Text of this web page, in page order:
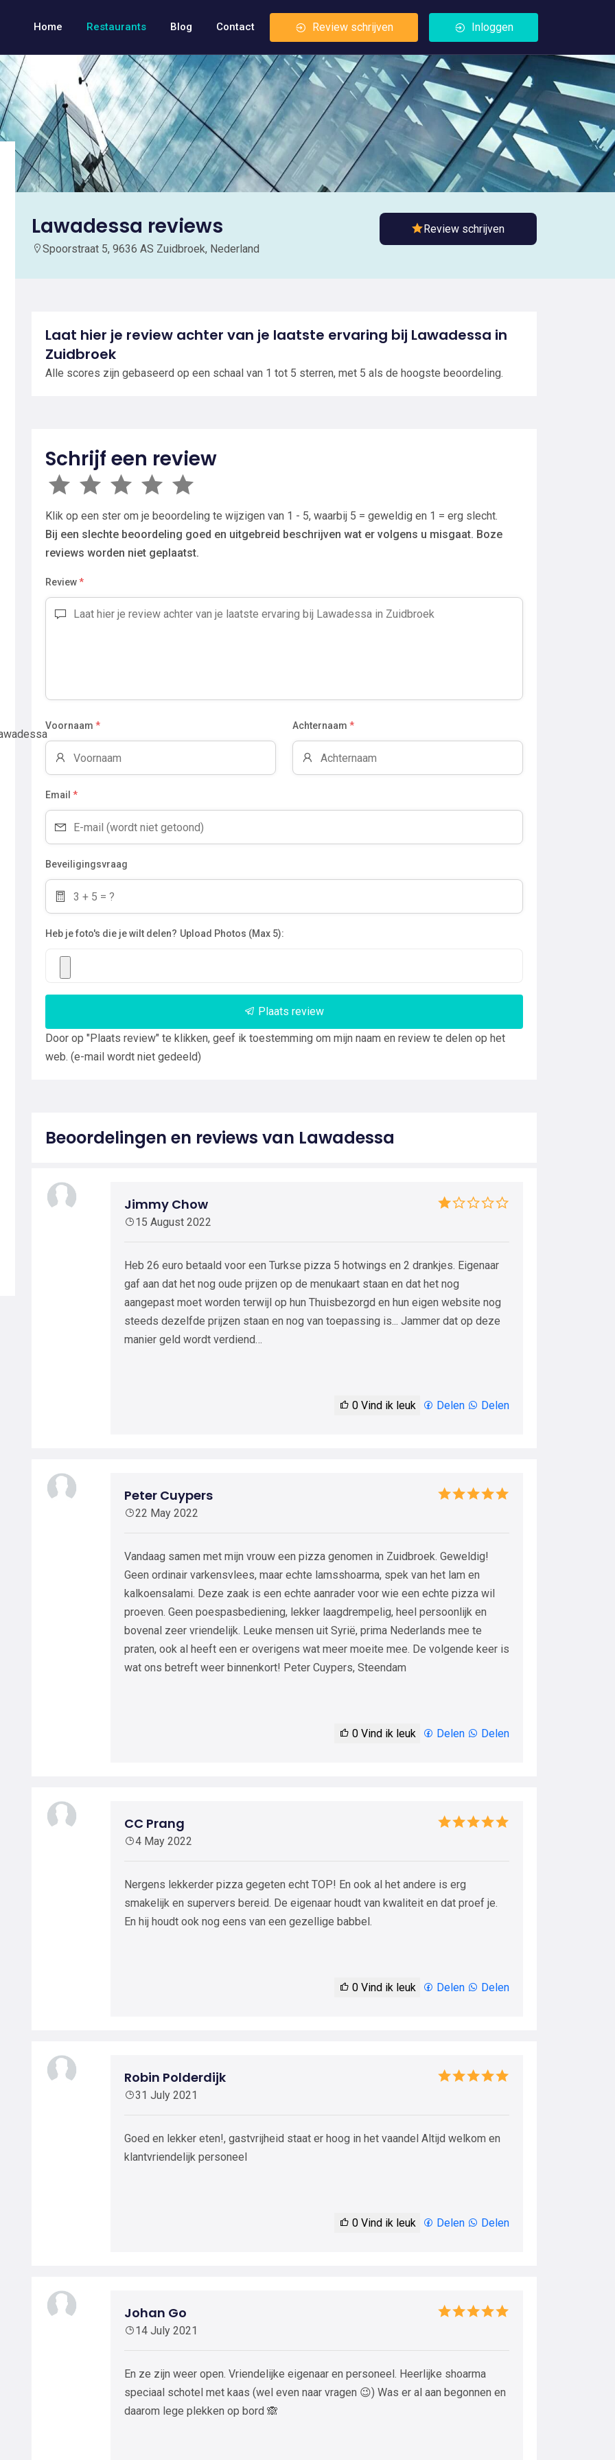
Home Restaurants Blog Contact Review schrijven Inloggen
Lawadessa reviews
Spoorstraat 5, 9636 AS Zuidbroek, Nederland
Review schrijven
Laat hier je review achter van je laatste ervaring bij Lawadessa in
Zuidbroek
Alle scores zijn gebaseerd op een schaal van 1 tot 5 sterren, met 5 als de hoogste beoordeling.
Schrijf een review
Klik op een ster om je beoordeling te wijzigen van 1 - 5, waarbij 5 = geweldig en 1 = erg slecht.
Bij een slechte beoordeling goed en uitgebreid beschrijven wat er volgens u misgaat. Boze
reviews worden niet geplaatst.
Review*
Voornaam * Achternaam *
Email *
Beveiligingsvraag
Heb je foto's die je wilt delen? Upload Photos (Max 5):
Plaats review
Door op "Plaats review" te klikken, geef ik toestemming om mijn naam en review te delen op het
web. (e-mail wordt niet gedeeld)
Beoordelingen en reviews van Lawadessa
Jimmy Chow
15 August 2022
Heb 26 euro betaald voor een Turkse pizza 5 hotwings en 2 drankjes. Eigenaar
gaf aan dat het nog oude prijzen op de menukaart staan en dat het nog
aangepast moet worden terwijl op hun Thuisbezorgd en hun eigen website nog
steeds dezelfde prijzen staan en nog van toepassing is... Jammer dat op deze
manier geld wordt verdiend…
0 Vind ik leuk Delen Delen
Peter Cuypers
22 May 2022
Vandaag samen met mijn vrouw een pizza genomen in Zuidbroek. Geweldig!
Geen ordinair varkensvlees, maar echte lamsshoarma, spek van het lam en
kalkoensalami. Deze zaak is een echte aanrader voor wie een echte pizza wil
proeven. Geen poespasbediening, lekker laagdrempelig, heel persoonlijk en
bovenal zeer vriendelijk. Leuke mensen uit Syrië, prima Nederlands mee te
praten, ook al heeft een er overigens wat meer moeite mee. De volgende keer is
wat ons betreft weer binnenkort! Peter Cuypers, Steendam
0 Vind ik leuk Delen Delen
CC Prang
4 May 2022
Nergens lekkerder pizza gegeten echt TOP! En ook al het andere is erg
smakelijk en supervers bereid. De eigenaar houdt van kwaliteit en dat proef je.
En hij houdt ook nog eens van een gezellige babbel.
0 Vind ik leuk Delen Delen
Robin Polderdijk
31 July 2021
Goed en lekker eten!, gastvrijheid staat er hoog in het vaandel Altijd welkom en
klantvriendelijk personeel
0 Vind ik leuk Delen Delen
Johan Go
14 July 2021
En ze zijn weer open. Vriendelijke eigenaar en personeel. Heerlijke shoarma
speciaal schotel met kaas (wel even naar vragen 😉) Was er al aan begonnen en
daarom lege plekken op bord 🙈